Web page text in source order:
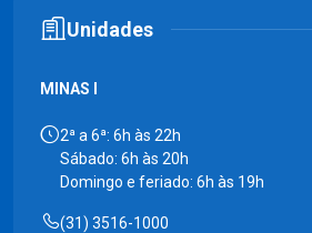
Unidades
MINAS I
2ª a 6ª: 6h às 22h
Sábado: 6h às 20h
Domingo e feriado: 6h às 19h
(31) 3516-1000